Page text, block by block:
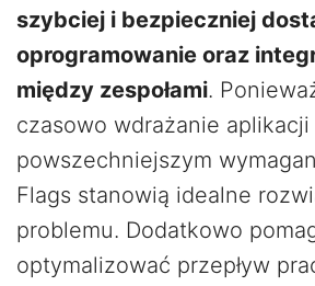
szybciej i bezpieczniej
oprogramowanie oraz
między zespołami.
czasowo wdrażanie
powszechniejszym
Flags stanowią idealne
problemu. Dodatkowo
optymalizować przepływ